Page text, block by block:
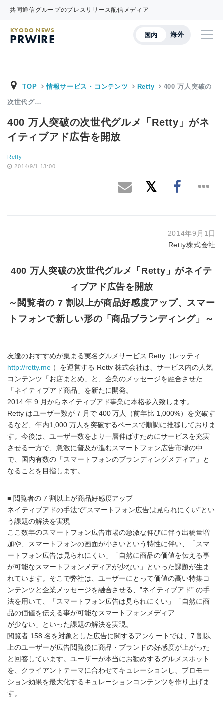
共同通信グループのプレスリリース配信メディア
国内 海外
KYODO NEWS
PRWIRE
TOP 情報サービス・コンテンツ Retty 400 万人突破の
次世代グ…
400 万人突破の次世代グルメ「Retty」がネ
イティブアド広告を開放
Retty
2014/9/1 13:00
2014年9月1日
Retty株式会社
400 万人突破の次世代グルメ「Retty」がネイテ
ィブアド広告を開放
～閲覧者の 7 割以上が商品好感度アップ、スマー
トフォンで新しい形の「商品ブランディング」～
友達のおすすめが集まる実名グルメサービス Retty（レッティ
http://retty.me ）を運営する Retty 株式会社は、サービス内の人気
コンテンツ「お店まとめ」と、企業のメッセージを融合させた
「ネイティブアド商品」を新たに開発。
2014 年 9 月からネイティブアド事業に本格参入致します。
Retty はユーザー数が 7 月で 400 万人（前年比 1,000%）を突破す
るなど、年内1,000 万人を突破するペースで順調に推移しておりま
す。今後は、ユーザー数をより一層伸ばすためにサービスを充実
させる一方で、急激に普及が進むスマートフォン広告市場の中
で、国内有数の「スマートフォンのブランディングメディア」と
なることを目指します。
■ 閲覧者の 7 割以上が商品好感度アップ
ネイティブアドの手法で”スマートフォン広告は見られにくい”とい
う課題の解決を実現
ここ数年のスマートフォン広告市場の急激な伸びに伴う出稿量増
加や、スマートフォンの画面が小さいという特性に伴い、「スマ
ートフォン広告は見られにくい」「自然に商品の価値を伝える事
が可能なスマートフォンメディアが少ない」といった課題が生ま
れています。そこで弊社は、ユーザーにとって価値の高い特集コ
ンテンツと企業メッセージを融合させる、”ネイティブアド” の手
法を用いて、「スマートフォン広告は見られにくい」「自然に商
品の価値を伝える事が可能なスマートフォンメディア
が少ない」といった課題の解決を実現。
閲覧者 158 名を対象とした広告に関するアンケートでは、7 割以
上のユーザーが広告閲覧後に商品・ブランドの好感度が上がった
と回答しています。ユーザーが本当にお勧めするグルメスポット
を、クライアントテーマに合わせてキュレーションし、プロモー
ション効果を最大化するキュレーションコンテンツを作り上げま
す。